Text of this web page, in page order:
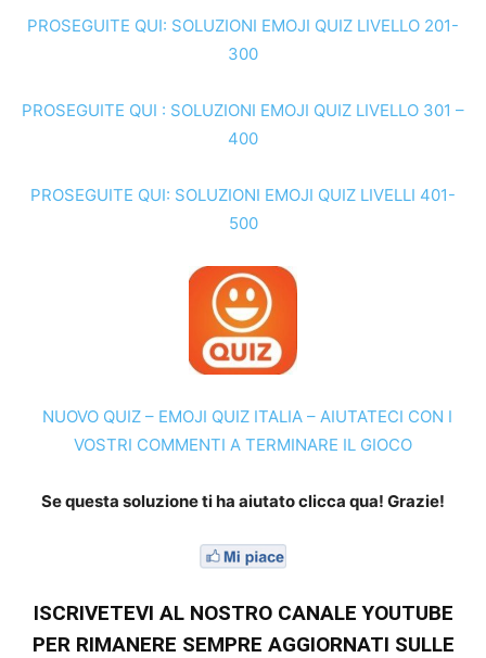
PROSEGUITE QUI: SOLUZIONI EMOJI QUIZ LIVELLO 201-
300
PROSEGUITE QUI : SOLUZIONI EMOJI QUIZ LIVELLO 301 –
400
PROSEGUITE QUI: SOLUZIONI EMOJI QUIZ LIVELLI 401-
500
NUOVO QUIZ – EMOJI QUIZ ITALIA – AIUTATECI CON I
VOSTRI COMMENTI A TERMINARE IL GIOCO
Se questa soluzione ti ha aiutato clicca qua! Grazie!
ISCRIVETEVI AL NOSTRO CANALE YOUTUBE
PER RIMANERE SEMPRE AGGIORNATI SULLE